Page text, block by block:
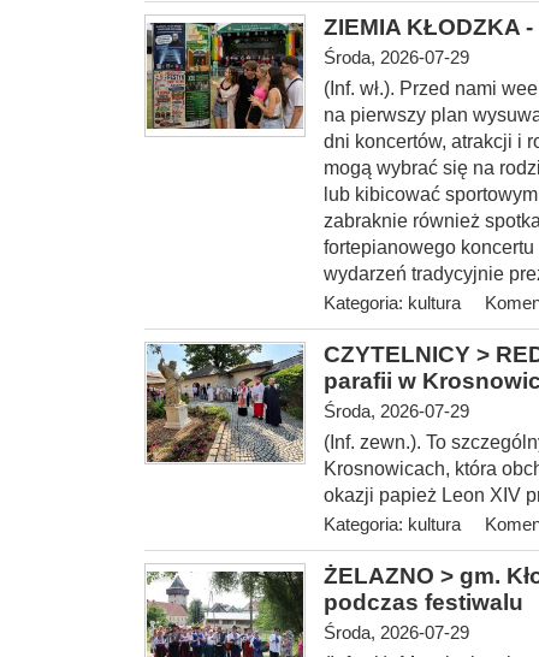
ZIEMIA KŁODZKA
Środa, 2026-07-29
(Inf. wł.). Przed nami
na pierwszy plan
dni koncertów, atrakcji i
mogą wybrać się na
lub kibicować
zabraknie również
fortepianowego
wydarzeń tradycyjnie
Kategoria: kultura
CZYTELNICY >
parafii w
Środa, 2026-07-29
(Inf. zewn.). To
Krosnowicach, która
okazji papież Leon XIV
Kategoria: kultura
ŻELAZNO > gm.
podczas festiwalu
Środa, 2026-07-29